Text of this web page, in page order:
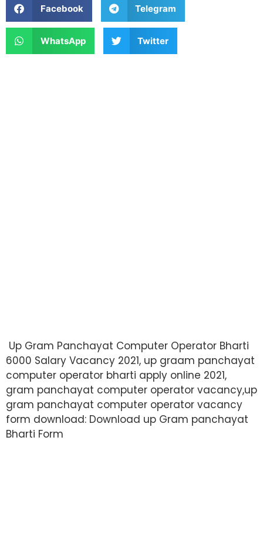
Facebook Telegram
WhatsApp Twitter
Up Gram Panchayat Computer Operator Bharti
6000 Salary Vacancy 2021, up graam panchayat
computer operator bharti apply online 2021,
gram panchayat computer operator vacancy,up
gram panchayat computer operator vacancy
form download: Download up Gram panchayat
Bharti Form